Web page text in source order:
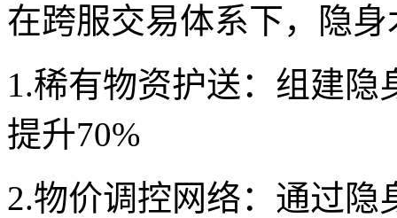
在跨服交易体系下，隐
1.稀有物资护送：组建
提升70%
2.物价调控网络：通过